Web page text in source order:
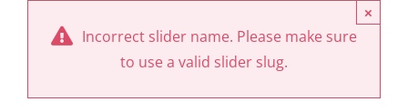
×
Incorrect slider name. Please make sure
to use a valid slider slug.